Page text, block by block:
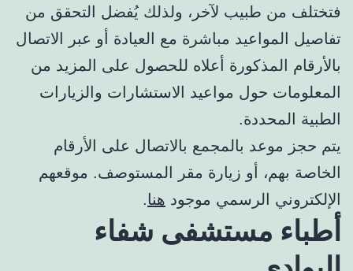
فتختلف من طبيب لآخر، ولذلك يُفضل التحقق من
تفاصيل المواعيد مباشرة مع العيادة أو عبر الاتصال
بالأرقام المذكورة أعلاه للحصول على المزيد من
المعلومات حول مواعيد الاستشارات والزيارات
الطبية المحددة.
يتم حجز موعد بالمجمع بالاتصال على الأرقام
الخاصة بهم، أو زيارة مقر المستوصف. موقعهم
الإلكتروني الرسمي موجود هنا.
أطباء مستشفى شفاء